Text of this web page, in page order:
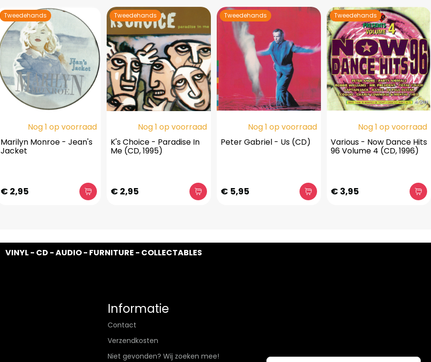
Tweedehands
Nog 1 op voorraad
Marilyn Monroe - Jean's
Jacket
€ 2,95
Tweedehands
Nog 1 op voorraad
K's Choice - Paradise In
Me (CD, 1995)
€ 2,95
Tweedehands
Nog 1 op voorraad
Peter Gabriel - Us (CD)
€ 5,95
Tweedehands
Nog 1 op voorraad
Various - Now Dance Hits
96 Volume 4 (CD, 1996)
€ 3,95
VINYL - CD - AUDIO - FURNITURE - COLLECTABLES
Informatie
Contact
Verzendkosten
Niet gevonden? Wij zoeken mee!